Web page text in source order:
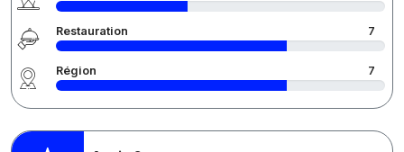
Restauration 7
Région 7